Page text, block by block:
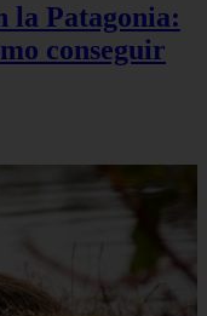
la Patagonia:
conseguir